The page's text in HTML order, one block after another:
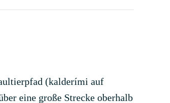
(kalderími auf
eine große Strecke oberhalb